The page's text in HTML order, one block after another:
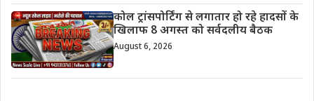
कोल ट्रांसपोर्टिंग से लगातार हो रहे हादसों के
खिलाफ 8 अगस्त को सर्वदलीय बैठक
August 6, 2026